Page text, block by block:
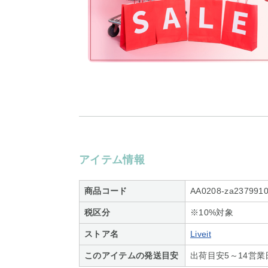
アイテム情報
商品コード AA0208-
税区分 ※10%対象
ストア名 Liveit
このアイテムの発送目安 出荷目安5～14営業